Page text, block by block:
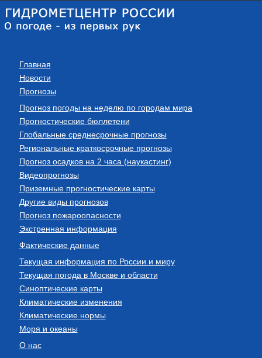
Главная
Новости
Прогнозы
Прогноз погоды на неделю по городам мира
Прогностические бюллетени
Глобальные среднесрочные прогнозы
Региональные краткосрочные прогнозы
Прогноз осадков на 2 часа (наукастинг)
Видеопрогнозы
Приземные прогностические карты
Другие виды прогнозов
Прогноз пожароопасности
Экстренная информация
Фактические данные
Текущая информация по России и миру
Текущая погода в Москве и области
Синоптические карты
Климатические изменения
Климатические нормы
Моря и океаны
О нас